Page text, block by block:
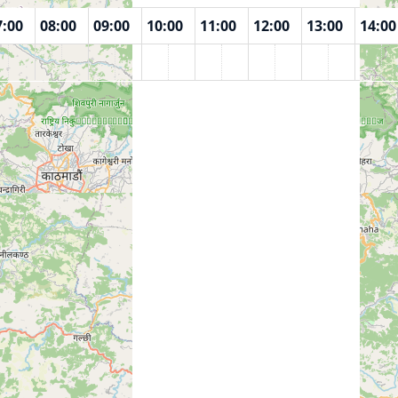
08:00 09:00 10:00 11:00 12:00 13:00 14:00